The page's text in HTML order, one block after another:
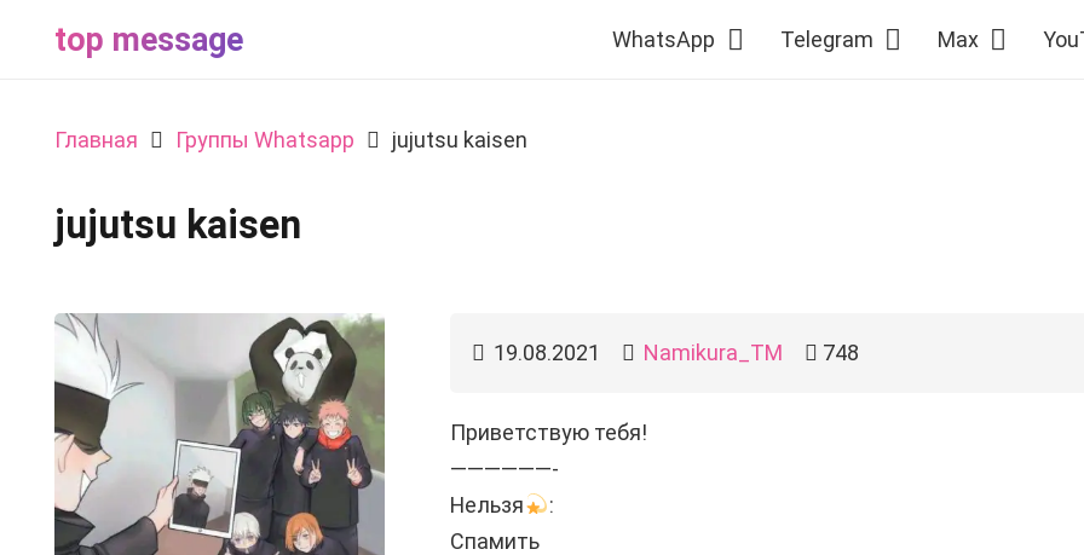
top message WhatsApp Telegram Max
Главная Группы Whatsapp jujutsu kaisen
jujutsu kaisen
19.08.2021 Namikura_TM 748
Приветствую тебя!
——————-
Нельзя
:
Спамить